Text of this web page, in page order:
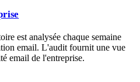
est analysée chaque semaine
email. L'audit fournit une vue
email de l'entreprise.